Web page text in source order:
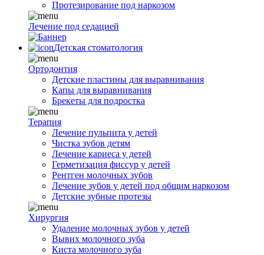
Протезирование под наркозом
Лечение под седацией
Детская стоматология
Ортодонтия
Детские пластины для выравнивания
Капы для выравнивания
Брекеты для подростка
Терапия
Лечение пульпита у детей
Чистка зубов детям
Лечение кариеса у детей
Герметизация фиссур у детей
Рентген молочных зубов
Лечение зубов у детей под общим наркозом
Детские зубные протезы
Хирургия
Удаление молочных зубов у детей
Вывих молочного зуба
Киста молочного зуба